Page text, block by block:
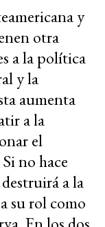
y
otra
a la política
y la
aumenta
a la
el
no hace
a la
su rol como